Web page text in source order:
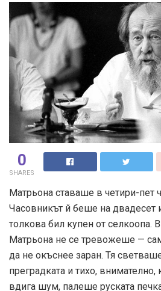
0
SHARES
Матрьона ставаше в четири-пет
Часовникът й беше на двадесет
толкова бил купен от селкоопа.
Матрьона не се тревожеше —
да не окъснее заран. Тя
преградката и тихо,
вдига шум, палеше руската